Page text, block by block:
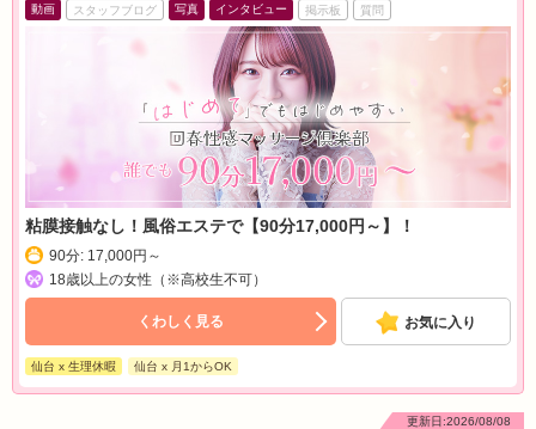
動画 スタッフブログ 写真 インタビュー 掲示板 質問
粘膜接触なし！風俗エステで【90分17,000円～】！
90分: 17,000円～
18歳以上の女性（※高校生不可）
くわしく見る お気に入り
仙台 x 生理休暇 仙台 x 月1からOK
更新日:2026/08/08